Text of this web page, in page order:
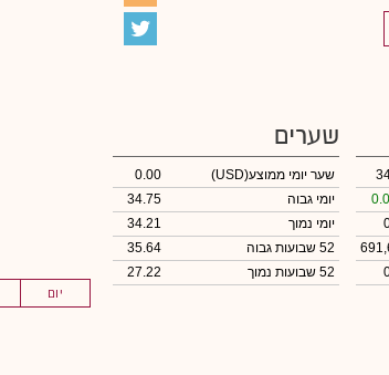
יום
שערים
שער יומי ממוצע(USD)
0.00
יומי גבוה
34.75
יומי נמוך
34.21
52 שבועות גבוה
35.64
52 שבועות נמוך
27.22